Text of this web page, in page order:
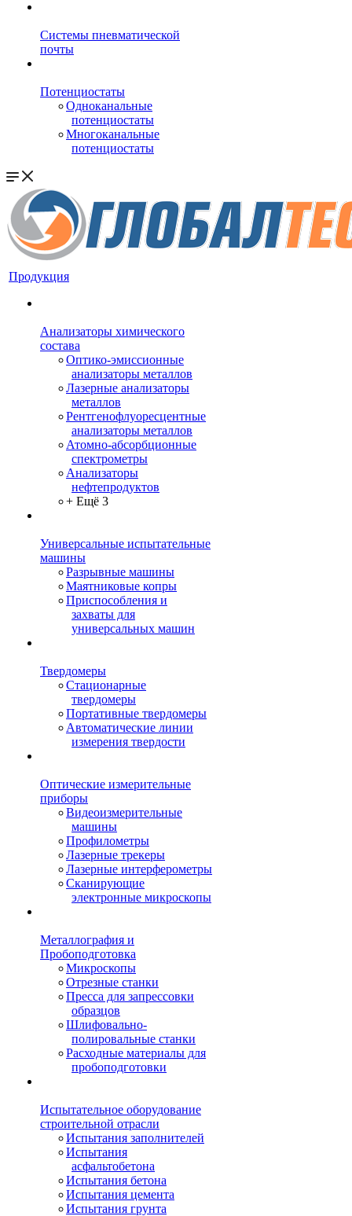
Системы пневматической
почты
Потенциостаты
Одноканальные
потенциостаты
Многоканальные
потенциостаты
Продукция
Анализаторы химического
состава
Оптико-эмиссионные
анализаторы металлов
Лазерные анализаторы
металлов
Рентгенофлуоресцентные
анализаторы металлов
Атомно-абсорбционные
спектрометры
Анализаторы
нефтепродуктов
+ Ещё 3
Универсальные испытательные
машины
Разрывные машины
Маятниковые копры
Приспособления и
захваты для
универсальных машин
Твердомеры
Стационарные
твердомеры
Портативные твердомеры
Автоматические линии
измерения твердости
Оптические измерительные
приборы
Видеоизмерительные
машины
Профилометры
Лазерные трекеры
Лазерные интерферометры
Сканирующие
электронные микроскопы
Металлография и
Пробоподготовка
Микроскопы
Отрезные станки
Пресса для запрессовки
образцов
Шлифовально-
полировальные станки
Расходные материалы для
пробоподготовки
Испытательное оборудование
строительной отрасли
Испытания заполнителей
Испытания
асфальтобетона
Испытания бетона
Испытания цемента
Испытания грунта